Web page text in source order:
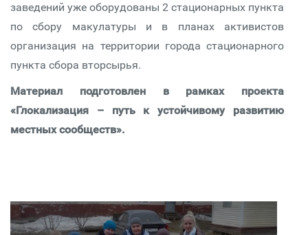
заведений уже оборудованы 2 стационарных пункта
по сбору макулатуры и в планах активистов
организация на территории города стационарного
пункта сбора вторсырья.
Материал подготовлен в рамках проекта
«Глокализация – путь к устойчивому развитию
местных сообществ».